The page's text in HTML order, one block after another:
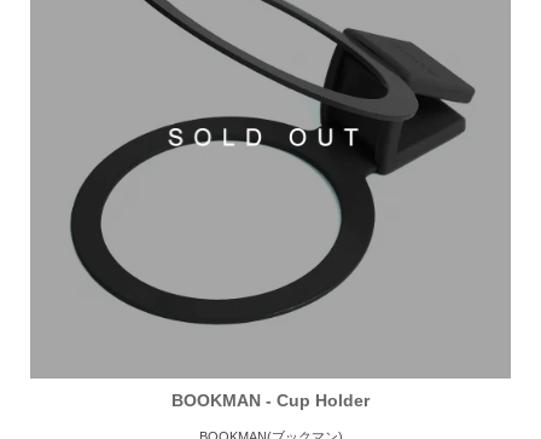
BOOKMAN - Cup Holder